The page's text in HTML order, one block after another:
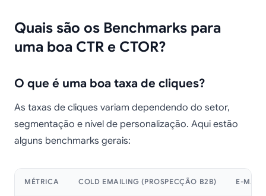
Quais são os Benchmarks para
uma boa CTR e CTOR?
O que é uma boa taxa de cliques?
As taxas de cliques variam dependendo do setor,
segmentação e nível de personalização. Aqui estão
alguns benchmarks gerais:
MÉTRICA COLD EMAILING (PROSPECÇÃO B2B) E-MAIL